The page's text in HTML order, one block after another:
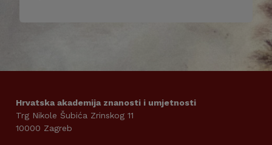
Hrvatska akademija znanosti i umjetnosti
Trg Nikole Šubića Zrinskog 11
10000 Zagreb